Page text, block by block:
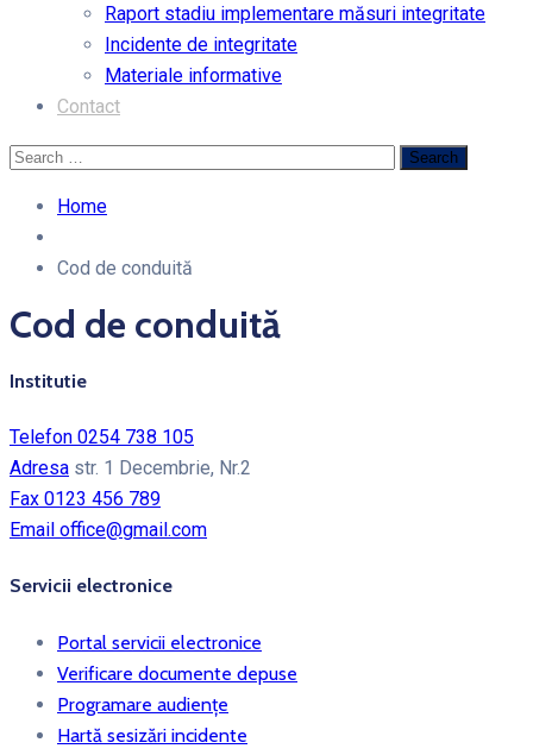
Raport stadiu implementare măsuri integritate
Incidente de integritate
Materiale informative
Contact
Home
Cod de conduită
Cod de conduită
Institutie
Telefon 0254 738 105
Adresa str. 1 Decembrie, Nr.2
Fax 0123 456 789
Email office@gmail.com
Servicii electronice
Portal servicii electronice
Verificare documente depuse
Programare audiențe
Hartă sesizări incidente